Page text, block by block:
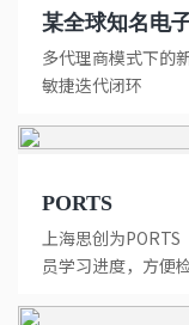
某全球知名电
多代理商模式下的
敏捷迭代闭环
PORTS
上海思创为
员学习进度，方便